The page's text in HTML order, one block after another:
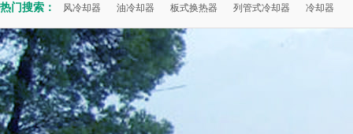
热门搜索： 风冷却器 油冷却器 板式换热器 列管式冷却器 冷却器